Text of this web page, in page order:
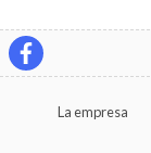
La empresa